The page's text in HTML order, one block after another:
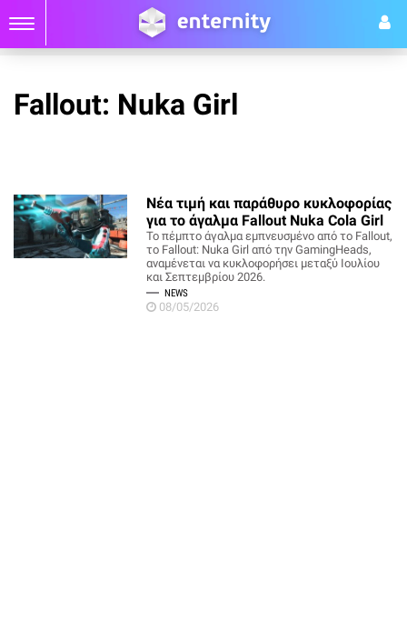
Fallout: Nuka Girl
Νέα τιμή και παράθυρο κυκλοφορίας
για το άγαλμα Fallout Nuka Cola Girl
Το πέμπτο άγαλμα εμπνευσμένο από το Fallout,
το Fallout: Nuka Girl από την GamingHeads,
αναμένεται να κυκλοφορήσει μεταξύ Ιουλίου
και Σεπτεμβρίου 2026.
NEWS
08/05/2026